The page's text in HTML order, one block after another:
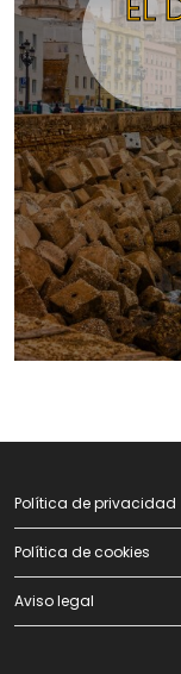
Política de privacidad
Política de cookies
Aviso legal